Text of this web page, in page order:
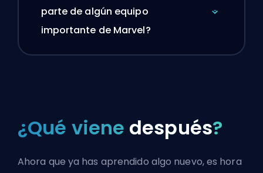
parte de algún equipo
importante de Marvel?
¿Qué viene después?
Ahora que ya has aprendido algo nuevo, es hora